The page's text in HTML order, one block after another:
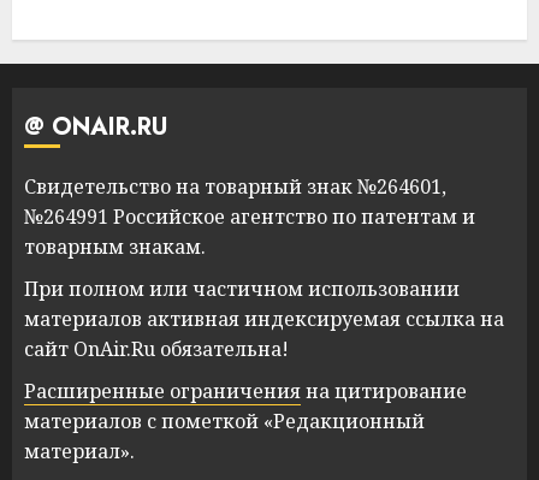
@ ONAIR.RU
Свидетельство на товарный знак №264601,
№264991 Российское агентство по патентам и
товарным знакам.
При полном или частичном использовании
материалов активная индексируемая ссылка на
сайт OnAir.Ru обязательна!
Расширенные ограниченияна цитирование
материалов с пометкой «Редакционный
материал».